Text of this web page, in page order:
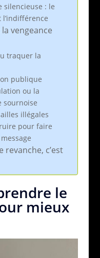
silencieuse : le
l’indifférence
vengeance
traquer la
publique
ou la
sournoise
illégales
pour faire
revanche, c’est
le
mieux